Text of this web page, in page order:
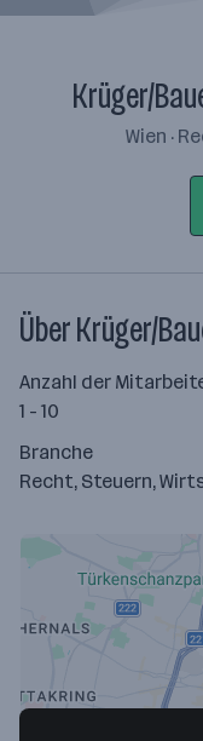
Krüger/
Wien ·
Über Krüger/
Anzahl der
1 - 10
Branche
Recht, Steuern,